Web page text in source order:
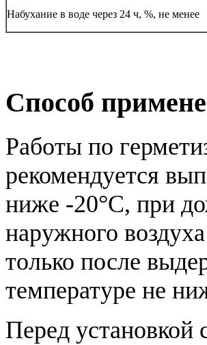
Набухание в воде через 24 ч, %, не менее
Способ
Работы по
рекомендуется
ниже -20°С, при
наружного
только после
температуре не
Перед установкой